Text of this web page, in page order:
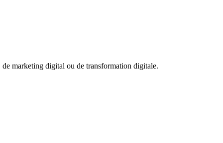
marketing digital ou de transformation digitale.